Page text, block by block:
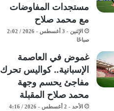
مستجدات المفاوضات
مع محمد صلاح
الإثنين - 3 أغسطس - 2026 / 2:02
صباحًا
غموض في العاصمة
الإسبانية.. كواليس تحرك
مفاجئ يحسم وجهة
محمد صلاح المقبلة
الأحد - 2 أغسطس - 2026 / 4:16